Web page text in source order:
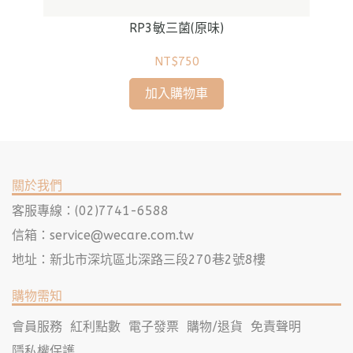
RP3敏三菌(原味)
NT$750
加入購物車
關於我們
客服專線：(02)7741-6588
信箱： service@wecare.com.tw
地址：新北市深坑區北深路三段270巷2號8樓
購物需知
會員服務 紅利點數 電子發票 購物/退貨
免責聲明